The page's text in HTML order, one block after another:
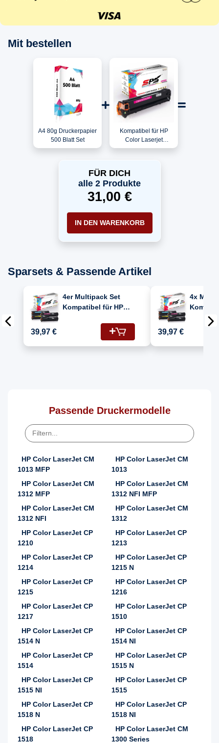
Mit bestellen
A4 80g Druckerpapier
500 Blatt Set
Kompatibel für HP
Color Laserjet
CM1013 MFP /
FÜR DICH
alle 2 Produkte
31,00 €
IN DEN WARENKORB
Sparsets & Passende Artikel
4er Multipack Set
Kompatibel für HP
MFP Drucker Toners
HP 125A CB540A
Schwarz, CB541A
39,97 €
4x
Color
1013
39,97 €
Passende Druckermodelle
HP Color LaserJet CM
1013 MFP
HP Color LaserJet CM
1013
HP Color LaserJet CM
1312 MFP
HP Color LaserJet CM
1312 NFI MFP
HP Color LaserJet CM
1312 NFI
HP Color LaserJet CM
1312
HP Color LaserJet CP
1210
HP Color LaserJet CP
1213
HP Color LaserJet CP
1214
HP Color LaserJet CP
1215 N
HP Color LaserJet CP
1215
HP Color LaserJet CP
1216
HP Color LaserJet CP
1217
HP Color LaserJet CP
1510
HP Color LaserJet CP
1514 N
HP Color LaserJet CP
1514 NI
HP Color LaserJet CP
1514
HP Color LaserJet CP
1515 N
HP Color LaserJet CP
1515 NI
HP Color LaserJet CP
1515
HP Color LaserJet CP
1518 N
HP Color LaserJet CP
1518 NI
HP Color LaserJet CP
1518
HP Color LaserJet CM
1300 Series